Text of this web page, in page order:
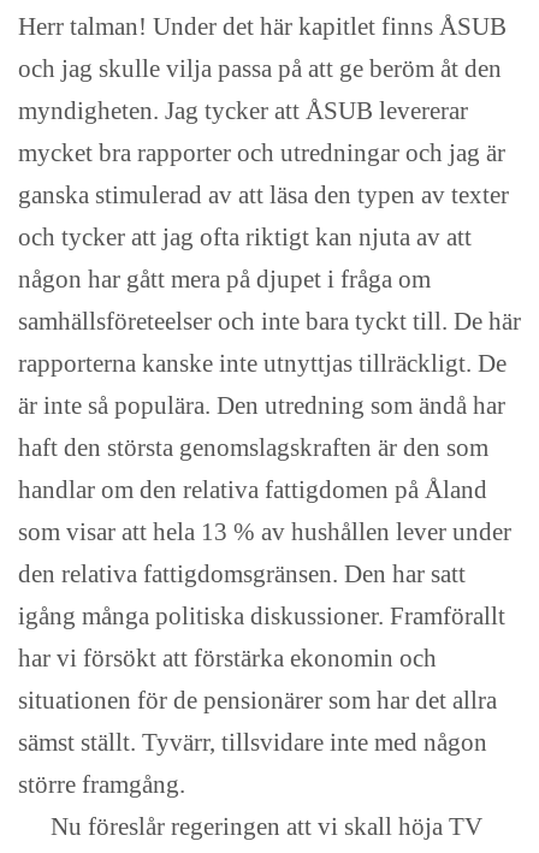
Herr talman! Under det här kapitlet finns ÅSUB
och jag skulle vilja passa på att ge beröm åt den
myndigheten. Jag tycker att ÅSUB levererar
mycket bra rapporter och utredningar och jag är
ganska stimulerad av att läsa den typen av texter
och tycker att jag ofta riktigt kan njuta av att
någon har gått mera på djupet i fråga om
samhällsföreteelser och inte bara tyckt till. De här
rapporterna kanske inte utnyttjas tillräckligt. De
är inte så populära. Den utredning som ändå har
haft den största genomslagskraften är den som
handlar om den relativa fattigdomen på Åland
som visar att hela 13 % av hushållen lever under
den relativa fattigdomsgränsen. Den har satt
igång många politiska diskussioner. Framförallt
har vi försökt att förstärka ekonomin och
situationen för de pensionärer som har det allra
sämst ställt. Tyvärr, tillsvidare inte med någon
större framgång.
Nu föreslår regeringen att vi skall höja TV